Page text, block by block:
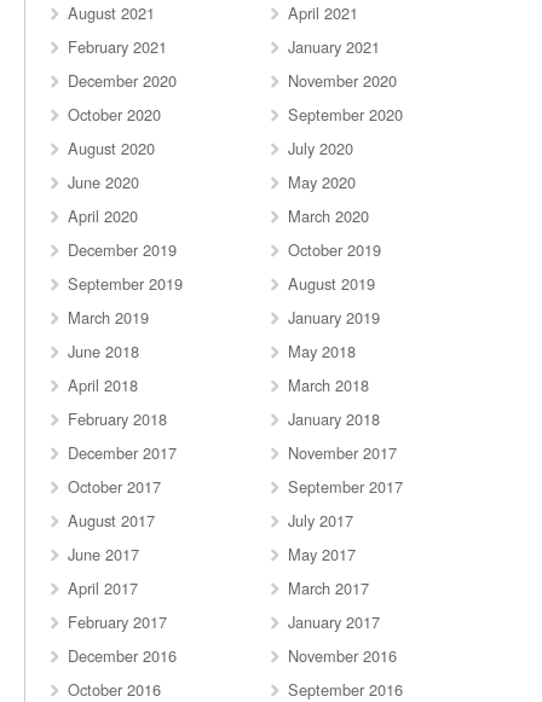
August 2021
April 2021
February 2021
January 2021
December 2020
November 2020
October 2020
September 2020
August 2020
July 2020
June 2020
May 2020
April 2020
March 2020
December 2019
October 2019
September 2019
August 2019
March 2019
January 2019
June 2018
May 2018
April 2018
March 2018
February 2018
January 2018
December 2017
November 2017
October 2017
September 2017
August 2017
July 2017
June 2017
May 2017
April 2017
March 2017
February 2017
January 2017
December 2016
November 2016
October 2016
September 2016